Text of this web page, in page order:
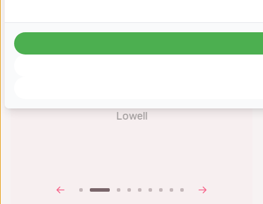
resolución de problemas y el
Lowell